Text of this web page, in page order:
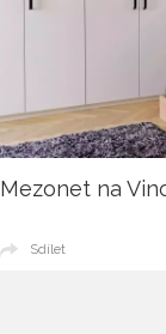
Mezonet na
Sdílet